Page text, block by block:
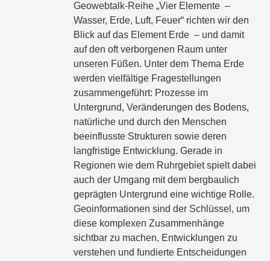
Geowebtalk-Reihe „Vier Elemente –
Wasser, Erde, Luft, Feuer“ richten wir den
Blick auf das Element Erde – und damit
auf den oft verborgenen Raum unter
unseren Füßen. Unter dem Thema Erde
werden vielfältige Fragestellungen
zusammengeführt: Prozesse im
Untergrund, Veränderungen des Bodens,
natürliche und durch den Menschen
beeinflusste Strukturen sowie deren
langfristige Entwicklung. Gerade in
Regionen wie dem Ruhrgebiet spielt dabei
auch der Umgang mit dem bergbaulich
geprägten Untergrund eine wichtige Rolle.
Geoinformationen sind der Schlüssel, um
diese komplexen Zusammenhänge
sichtbar zu machen, Entwicklungen zu
verstehen und fundierte Entscheidungen